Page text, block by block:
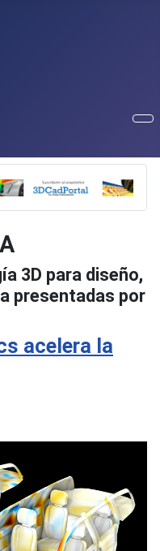
3D para diseño,
presentadas por
acelera la